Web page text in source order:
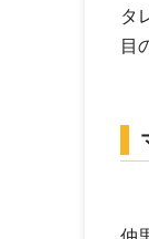
タ
目